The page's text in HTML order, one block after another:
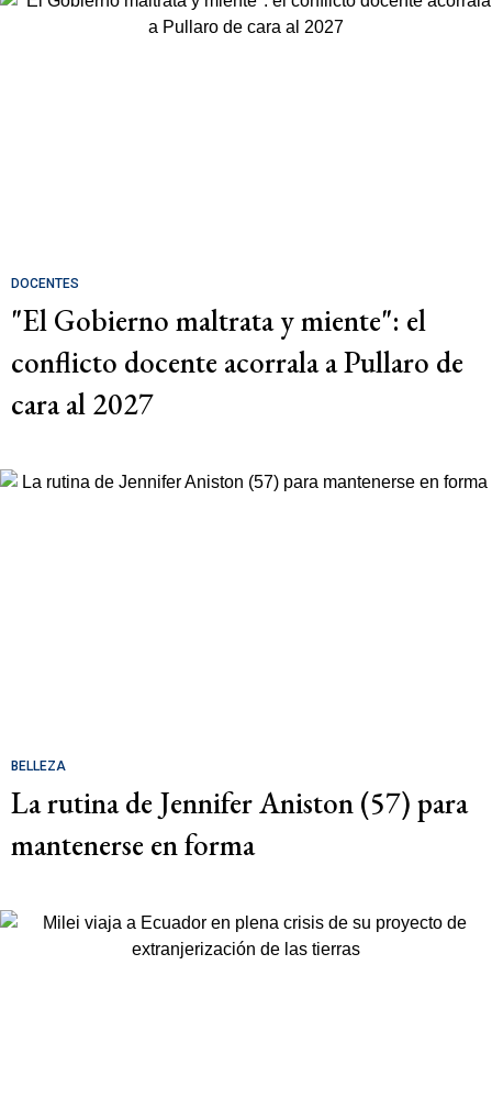
DOCENTES
"El Gobierno maltrata y miente": el
conflicto docente acorrala a Pullaro de
cara al 2027
BELLEZA
La rutina de Jennifer Aniston (57) para
mantenerse en forma